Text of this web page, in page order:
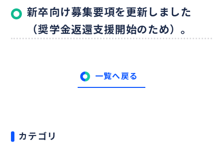
新卒向け募集要項を更新しました
（奨学金返還支援開始のため）。
一覧へ戻る
カテゴリ